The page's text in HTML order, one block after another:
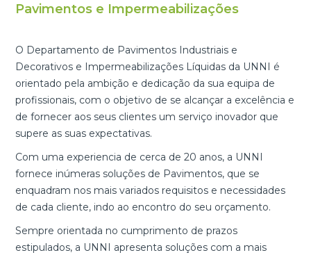
Pavimentos e Impermeabilizações
O Departamento de Pavimentos Industriais e
Decorativos e Impermeabilizações Líquidas da UNNI é
orientado pela ambição e dedicação da sua equipa de
profissionais, com o objetivo de se alcançar a excelência e
de fornecer aos seus clientes um serviço inovador que
supere as suas expectativas.
Com uma experiencia de cerca de 20 anos, a UNNI
fornece inúmeras soluções de Pavimentos, que se
enquadram nos mais variados requisitos e necessidades
de cada cliente, indo ao encontro do seu orçamento.
Sempre orientada no cumprimento de prazos
estipulados, a UNNI apresenta soluções com a mais